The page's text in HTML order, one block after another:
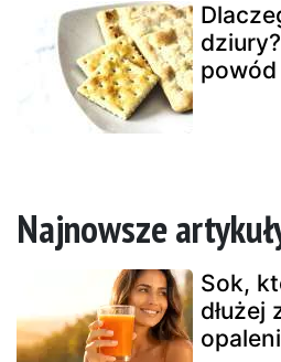
Najnowsze
Sok,
dłużej